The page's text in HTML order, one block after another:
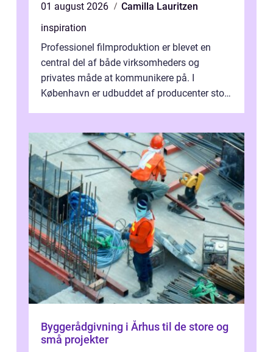
01 august 2026
Camilla Lauritzen
inspiration
Professionel filmproduktion er blevet en
central del af både virksomheders og
privates måde at kommunikere på. I
København er udbuddet af producenter stort,
Byggerådgivning i Århus til de store og
små projekter